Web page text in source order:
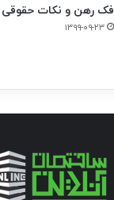
فک‌ رهن و نکات حقوقی
۱۳۹۹-۰۹-۲۳